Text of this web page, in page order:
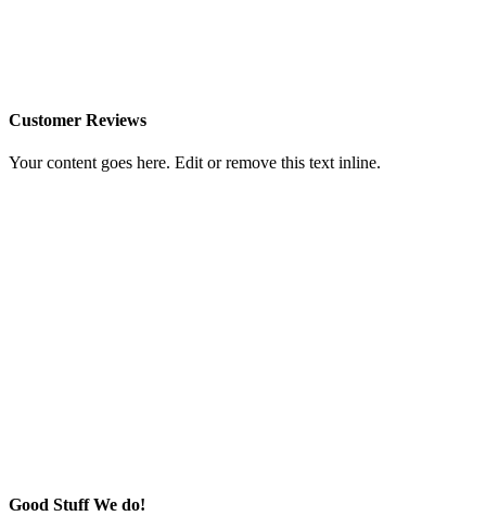
Customer Reviews
Your content goes here. Edit or remove this text inline.
Good Stuff We do!